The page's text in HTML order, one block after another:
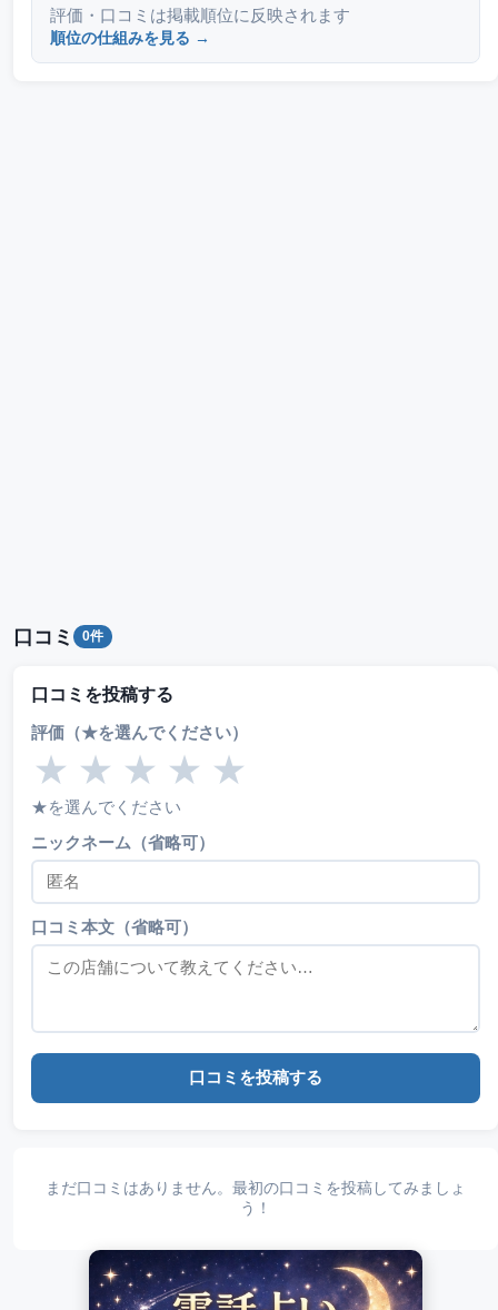
評価・口コミは掲載順位に反映されます
順位の仕組みを見る →
口コミ 0件
口コミを投稿する
評価（★を選んでください）
★ ★ ★ ★ ★
★を選んでください
ニックネーム（省略可）
口コミ本文（省略可）
口コミを投稿する
まだ口コミはありません。最初の口コミを投稿してみましょ
う！